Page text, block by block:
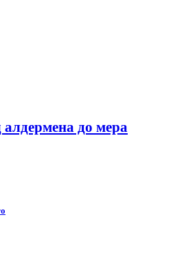
до мера